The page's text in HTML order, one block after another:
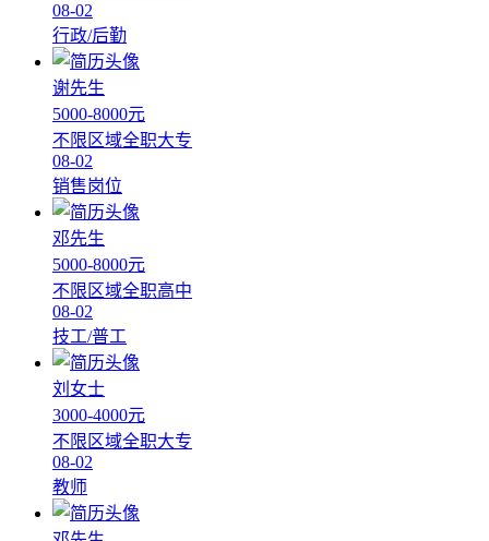
08-02
行政/后勤
谢先生
5000-8000元
不限区域全职大专
08-02
销售岗位
邓先生
5000-8000元
不限区域全职高中
08-02
技工/普工
刘女士
3000-4000元
不限区域全职大专
08-02
教师